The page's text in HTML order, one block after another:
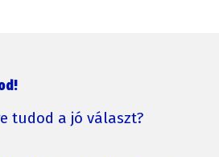
tudod a jó választ?